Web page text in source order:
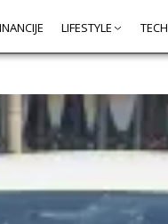
LIFESTYLE TECH